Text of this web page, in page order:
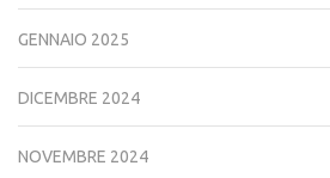
GENNAIO 2025
DICEMBRE 2024
NOVEMBRE 2024